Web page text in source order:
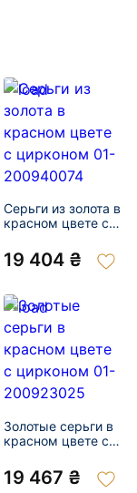
Серьги из золота в
красном цвете с
200940074
19 404 ₴
Золотые серьги в
красном цвете с
200923025
19 467 ₴